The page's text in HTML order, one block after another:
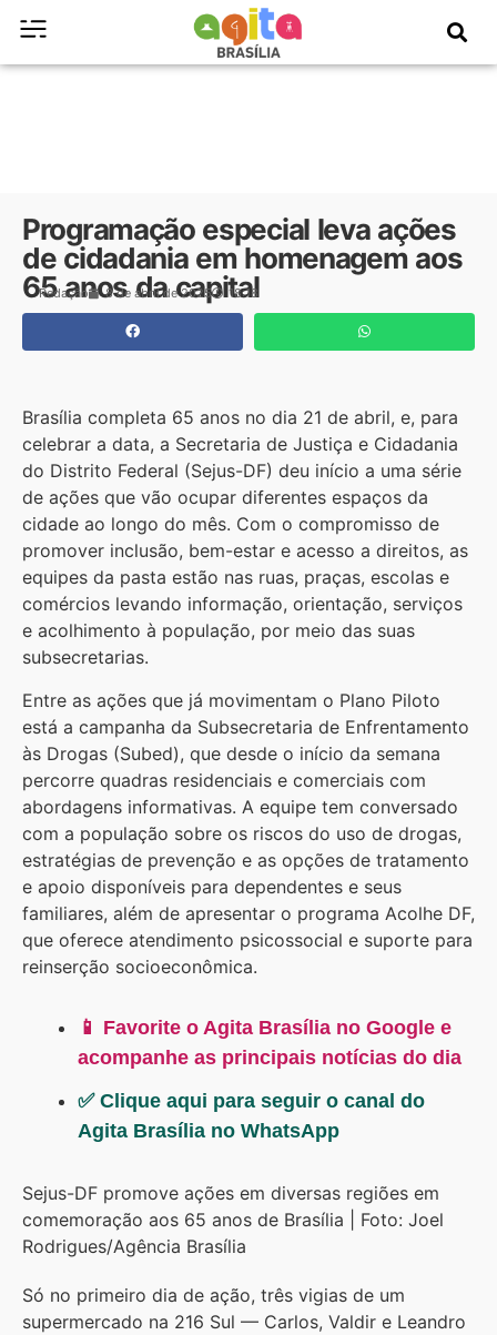
Programação especial leva ações
de cidadania em homenagem aos
65 anos da capital
Redação 8 de abril de 2025 18:18
Brasília completa 65 anos no dia 21 de abril, e, para
celebrar a data, a Secretaria de Justiça e Cidadania
do Distrito Federal (Sejus-DF) deu início a uma série
de ações que vão ocupar diferentes espaços da
cidade ao longo do mês. Com o compromisso de
promover inclusão, bem-estar e acesso a direitos, as
equipes da pasta estão nas ruas, praças, escolas e
comércios levando informação, orientação, serviços
e acolhimento à população, por meio das suas
subsecretarias.
Entre as ações que já movimentam o Plano Piloto
está a campanha da Subsecretaria de Enfrentamento
às Drogas (Subed), que desde o início da semana
percorre quadras residenciais e comerciais com
abordagens informativas. A equipe tem conversado
com a população sobre os riscos do uso de drogas,
estratégias de prevenção e as opções de tratamento
e apoio disponíveis para dependentes e seus
familiares, além de apresentar o programa Acolhe DF,
que oferece atendimento psicossocial e suporte para
reinserção socioeconômica.
📱 Favorite o Agita Brasília no Google e
acompanhe as principais notícias do dia
✅ Clique aqui para seguir o canal do
Agita Brasília no WhatsApp
Sejus-DF promove ações em diversas regiões em
comemoração aos 65 anos de Brasília | Foto: Joel
Rodrigues/Agência Brasília
Só no primeiro dia de ação, três vigias de um
supermercado na 216 Sul — Carlos, Valdir e Leandro